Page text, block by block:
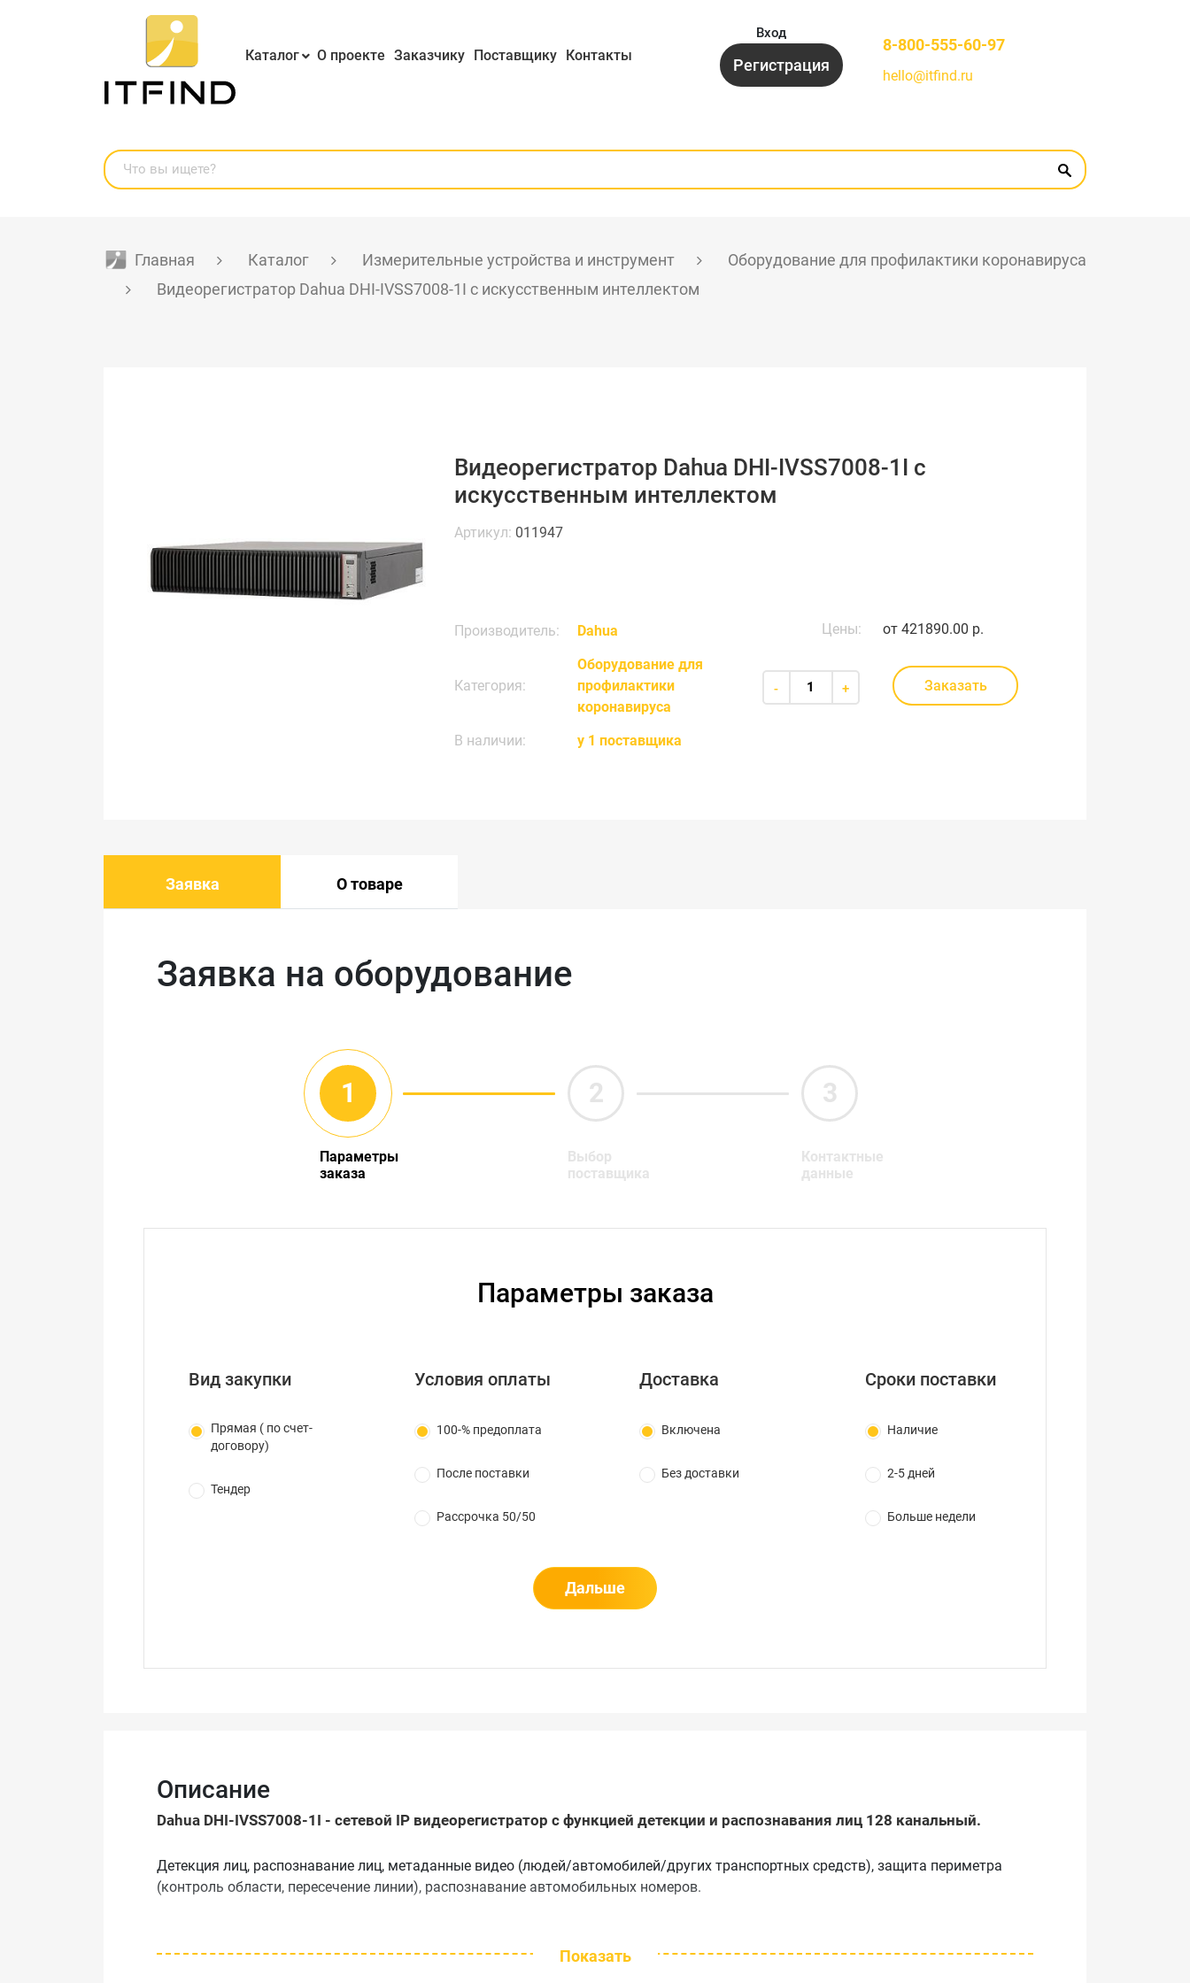
Каталог О проекте Заказчику Поставщику Контакты
Вход
Регистрация
8-800-555-60-97
hello@itfind.ru
Главная Каталог Измерительные устройства и инструмент
Оборудование для профилактики коронавируса
Видеорегистратор Dahua DHI-IVSS7008-1I с искусственным интеллектом
Видеорегистратор Dahua DHI-IVSS7008-1I с
искусственным интеллектом
Артикул: 011947
Производитель: Dahua
Категория:
Оборудование для
профилактики
коронавируса
В наличии:
у 1 поставщика
Цены: от 421890.00 р.
- + Заказать
Заявка О товаре
Описание
Dahua DHI-IVSS7008-1I - сетевой IP видеорегистратор с функцией детекции и распознавания лиц 128 канальный.
Детекция лиц, распознавание лиц, метаданные видео (людей/автомобилей/других транспортных средств), защита периметра
(контроль области, пересечение линии), распознавание автомобильных номеров.
Показать
Заявка на оборудование
Параметры
заказа
Выбор
поставщика
Контактные
данные
Параметры заказа
Вид закупки
Прямая ( по счет-
договору)
Тендер
Условия оплаты
100-% предоплата
После поставки
Рассрочка 50/50
Доставка
Включена
Без доставки
Сроки поставки
Наличие
2-5 дней
Больше недели
Дальше